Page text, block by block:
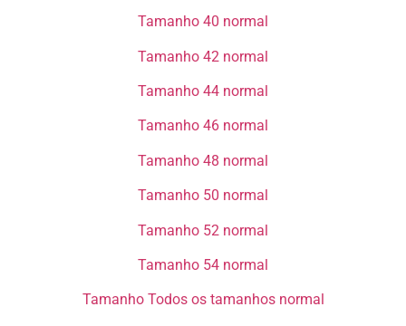
Tamanho 40 normal​​
Tamanho 42 normal​​
Tamanho 44 normal​​
Tamanho 46 normal​​
Tamanho 48 normal​​
Tamanho 50 normal​​
Tamanho 52 normal​​
Tamanho 54 normal​​
Tamanho Todos os tamanhos normal​​